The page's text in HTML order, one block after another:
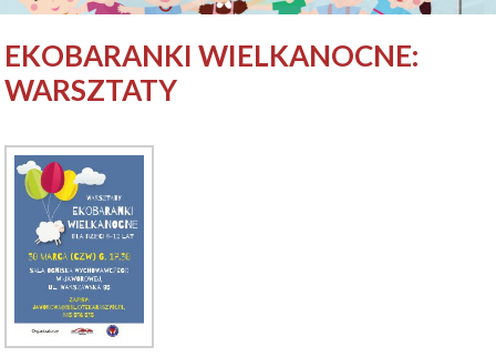
EKOBARANKI WIELKANOCNE:
WARSZTATY